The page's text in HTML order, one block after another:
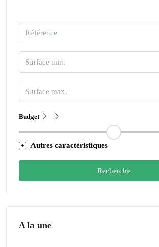
Budget
Autres caractéristiques
Recherche
A la une